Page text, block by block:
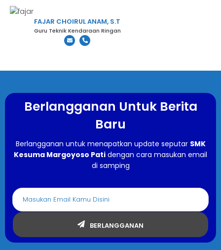
FAJAR CHOIRUL ANAM, S.T
Guru Teknik Kendaraan Ringan
Berlangganan Untuk Berita
Baru
Berlangganan untuk menapatkan update seputar SMK
Kesuma Margoyoso Pati dengan cara masukan email
di samping
BERLANGGANAN